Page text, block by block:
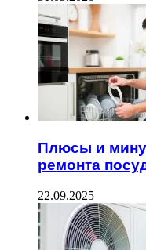
Плюсы и
ремонта
22.09.2025